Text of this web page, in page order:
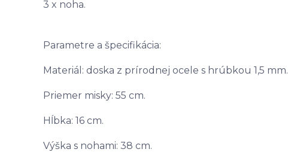
3 x noha.
Parametre a špecifikácia:
Materiál: doska z prírodnej ocele s hrúbkou 1,5 mm.
Priemer misky: 55 cm.
Hĺbka: 16 cm.
Výška s nohami: 38 cm.